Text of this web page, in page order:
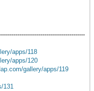
apps/118
apps/120
gallery/apps/119
131